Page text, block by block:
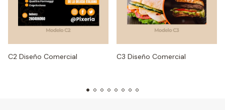
C2 Diseño Comercial C3 Diseño Comercial